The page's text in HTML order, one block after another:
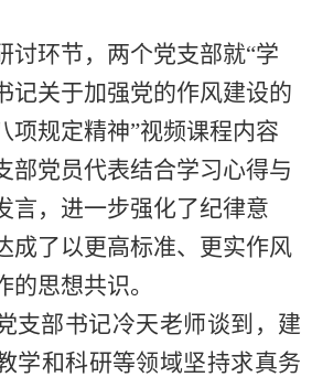
讨环节，两个党支部就“学
记关于加强党的作风建设的
项规定精神”视频课程内容
部党员代表结合学习心得与
言，进一步强化了纪律意
成了以更高标准、更实作风
思想共识。
支部书记冷天老师谈到， 建
学和科研等领域坚持求真务